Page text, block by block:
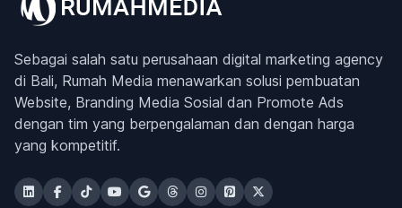
Sebagai salah satu perusahaan digital marketing agency
di Bali, Rumah Media menawarkan solusi pembuatan
Website, Branding Media Sosial dan Promote Ads
dengan tim yang berpengalaman dan dengan harga
yang kompetitif.